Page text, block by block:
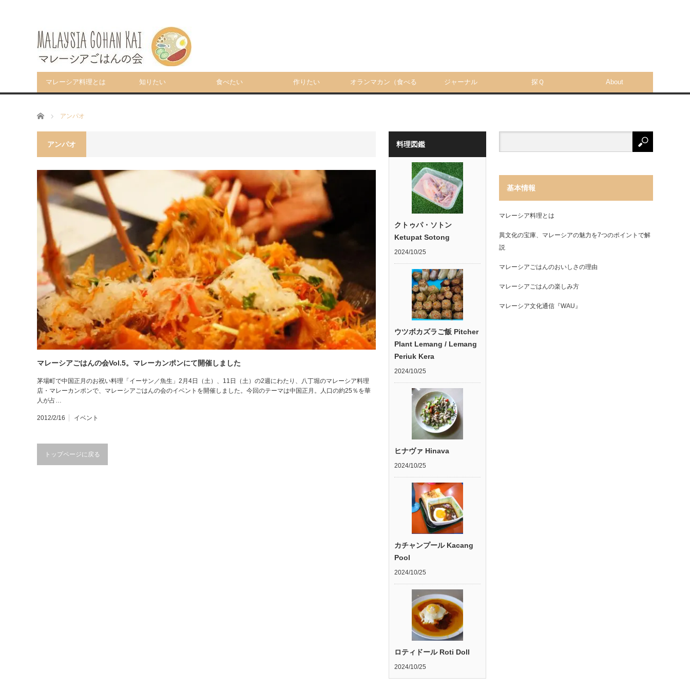
マレーシア料理とは 知りたい 食べたい 作りたい オランマカン（食べる ジャーナル 探Ｑ About
ホーム アンパオ
アンパオ
マレーシアごはんの会Vol.5。マレーカンポンにて開催しました
茅場町で中国正月のお祝い料理「イーサン／魚生」2月4日（土）、11日（土）の2週にわたり、八丁堀のマレーシア料理
店・マレーカンポンで、マレーシアごはんの会のイベントを開催しました。今回のテーマは中国正月。人口の約25％を華
人が占…
2012/2/16 イベント
トップページに戻る
料理図鑑
クトゥパ・ソトン
Ketupat Sotong
2024/10/25
ウツボカズラご飯 Pitcher
Plant Lemang / Lemang
Periuk Kera
2024/10/25
ヒナヴァ Hinava
2024/10/25
カチャンプール Kacang
Pool
2024/10/25
ロティドール Roti Doll
2024/10/25
基本情報
マレーシア料理とは
異文化の宝庫、マレーシアの魅力を7つのポイントで解
説
マレーシアごはんのおいしさの理由
マレーシアごはんの楽しみ方
マレーシア文化通信『WAU』